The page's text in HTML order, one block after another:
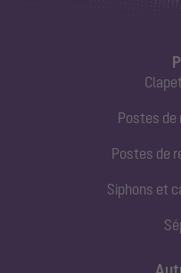
Postes de
Postes de
Siphons et